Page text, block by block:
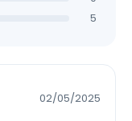
5
02/05/2025